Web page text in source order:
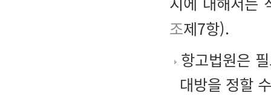
조제7항).
항고법원은
대방을 정할